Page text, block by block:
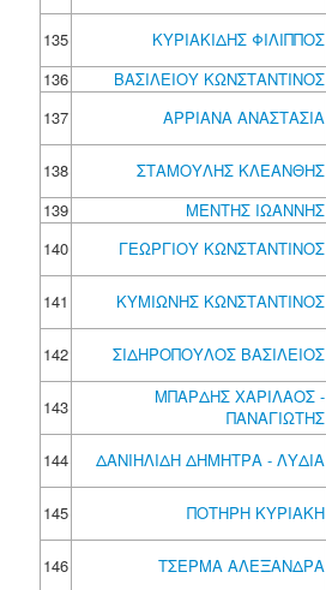
135
ΚΥΡΙΑΚΙΔΗΣ ΦΙΛΙΠΠΟΣ
136
ΒΑΣΙΛΕΙΟΥ ΚΩΝΣΤΑΝΤΙΝΟΣ
137
ΑΡΡΙΑΝΑ ΑΝΑΣΤΑΣΙΑ
138
ΣΤΑΜΟΥΛΗΣ ΚΛΕΑΝΘΗΣ
139
ΜΕΝΤΗΣ ΙΩΑΝΝΗΣ
140
ΓΕΩΡΓΙΟΥ ΚΩΝΣΤΑΝΤΙΝΟΣ
141
ΚΥΜΙΩΝΗΣ ΚΩΝΣΤΑΝΤΙΝΟΣ
142
ΣΙΔΗΡΟΠΟΥΛΟΣ ΒΑΣΙΛΕΙΟΣ
143
ΜΠΑΡΔΗΣ ΧΑΡΙΛΑΟΣ -
ΠΑΝΑΓΙΩΤΗΣ
144
ΔΑΝΙΗΛΙΔΗ ΔΗΜΗΤΡΑ - ΛΥΔΙΑ
145
ΠΟΤΗΡΗ ΚΥΡΙΑΚΗ
146
ΤΣΕΡΜΑ ΑΛΕΞΑΝΔΡΑ